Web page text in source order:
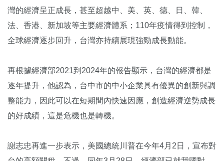
灣的經濟呈正成長，甚至超越中、美、英、德、日、韓、
法、香港、新加坡等主要經濟體系；110年疫情得到控制，
全球經濟逐步回升，台灣亦持續展現強勁成長動能。
再根據經濟部2021到2024年的報告顯示，台灣的經濟都是
逐年提升，他認為，台中市的中小企業具有優異的創新與調
整能力，因此可以在短期間內快速因應，創造經濟逆勢成長
的好成績，這是危機也是轉機。
謝志忠再進一步表示，美國總統川普在今年4月2日，宣布對